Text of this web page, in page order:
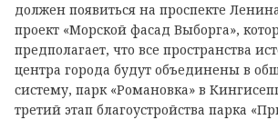
должен появиться на проспекте
проект «Морской фасад Выборга»,
предполагает, что все пространства
центра города будут объединены в
систему, парк «Романовка» в
третий этап благоустройства парка